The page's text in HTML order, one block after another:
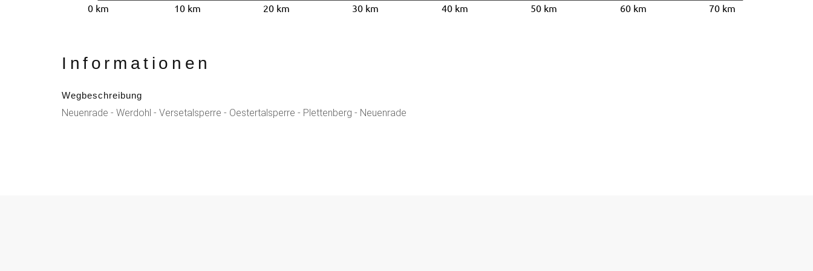
0 km 10 km 20 km 30 km 40 km 50 km 60 km 70 km
Informationen
Wegbeschreibung
Neuenrade - Werdohl - Versetalsperre - Oestertalsperre - Plettenberg - Neuenrade